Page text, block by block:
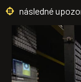
následné